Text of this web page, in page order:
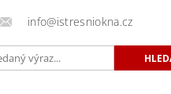
info@istresniokna.cz